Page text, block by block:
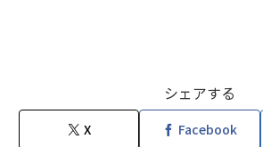
シェアする
X Facebook